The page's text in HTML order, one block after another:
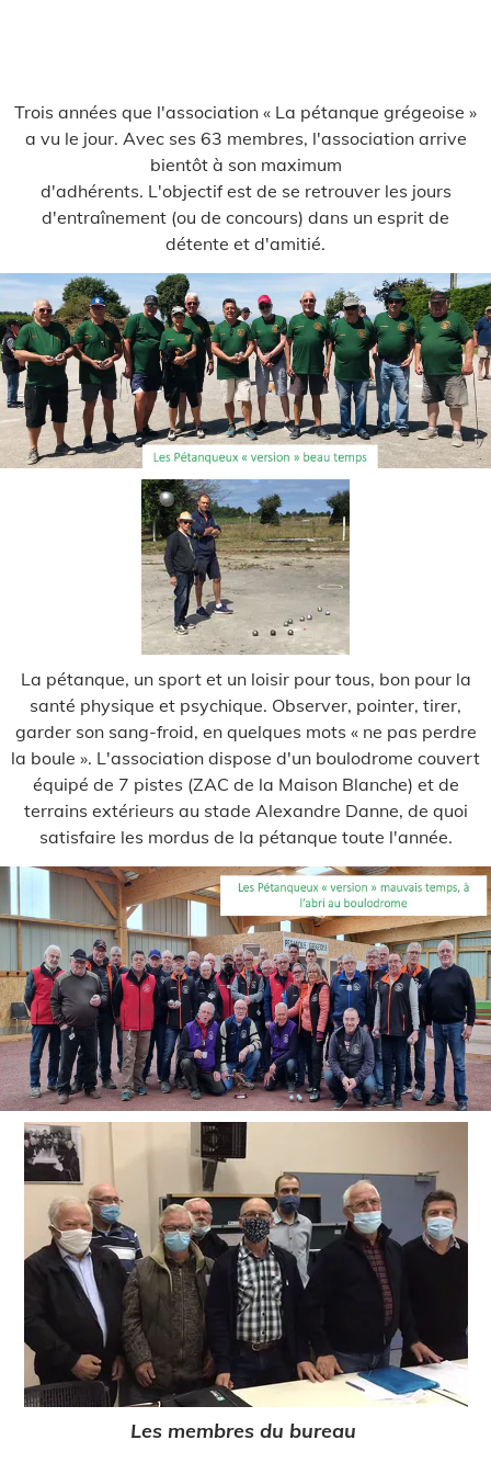
Trois années que l'association « La pétanque grégeoise »
a vu le jour. Avec ses 63 membres, l'association arrive
bientôt à son maximum
d'adhérents. L'objectif est de se retrouver les jours
d'entraînement (ou de concours) dans un esprit de
détente et d'amitié.
La pétanque, un sport et un loisir pour tous, bon pour la
santé physique et psychique. Observer, pointer, tirer,
garder son sang-froid, en quelques mots « ne pas perdre
la boule ». L'association dispose d'un boulodrome couvert
équipé de 7 pistes (ZAC de la Maison Blanche) et de
terrains extérieurs au stade Alexandre Danne, de quoi
satisfaire les mordus de la pétanque toute l'année.
Les membres du bureau